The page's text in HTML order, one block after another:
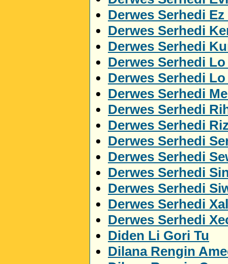
Derwes Serhedi
Derwes Serhedi
Derwes Serhedi
Derwes Serhedi
Derwes Serhedi
Derwes Serhedi
Derwes Serhedi
Derwes Serhedi
Derwes Serhedi
Derwes Serhedi
Derwes Serhedi
Derwes Serhedi
Derwes Serhedi
Derwes Serhedi
Diden Li Gori Tu
Dilana Rengin